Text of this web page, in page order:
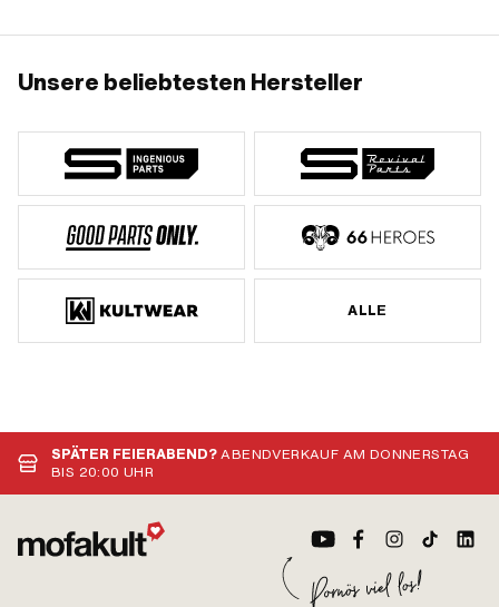
Unsere beliebtesten Hersteller
ALLE
SPÄTER FEIERABEND?ABENDVERKAUF AM DONNERSTAG
BIS 20:00 UHR